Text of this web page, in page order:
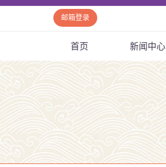
邮箱登录
首页 新闻中心